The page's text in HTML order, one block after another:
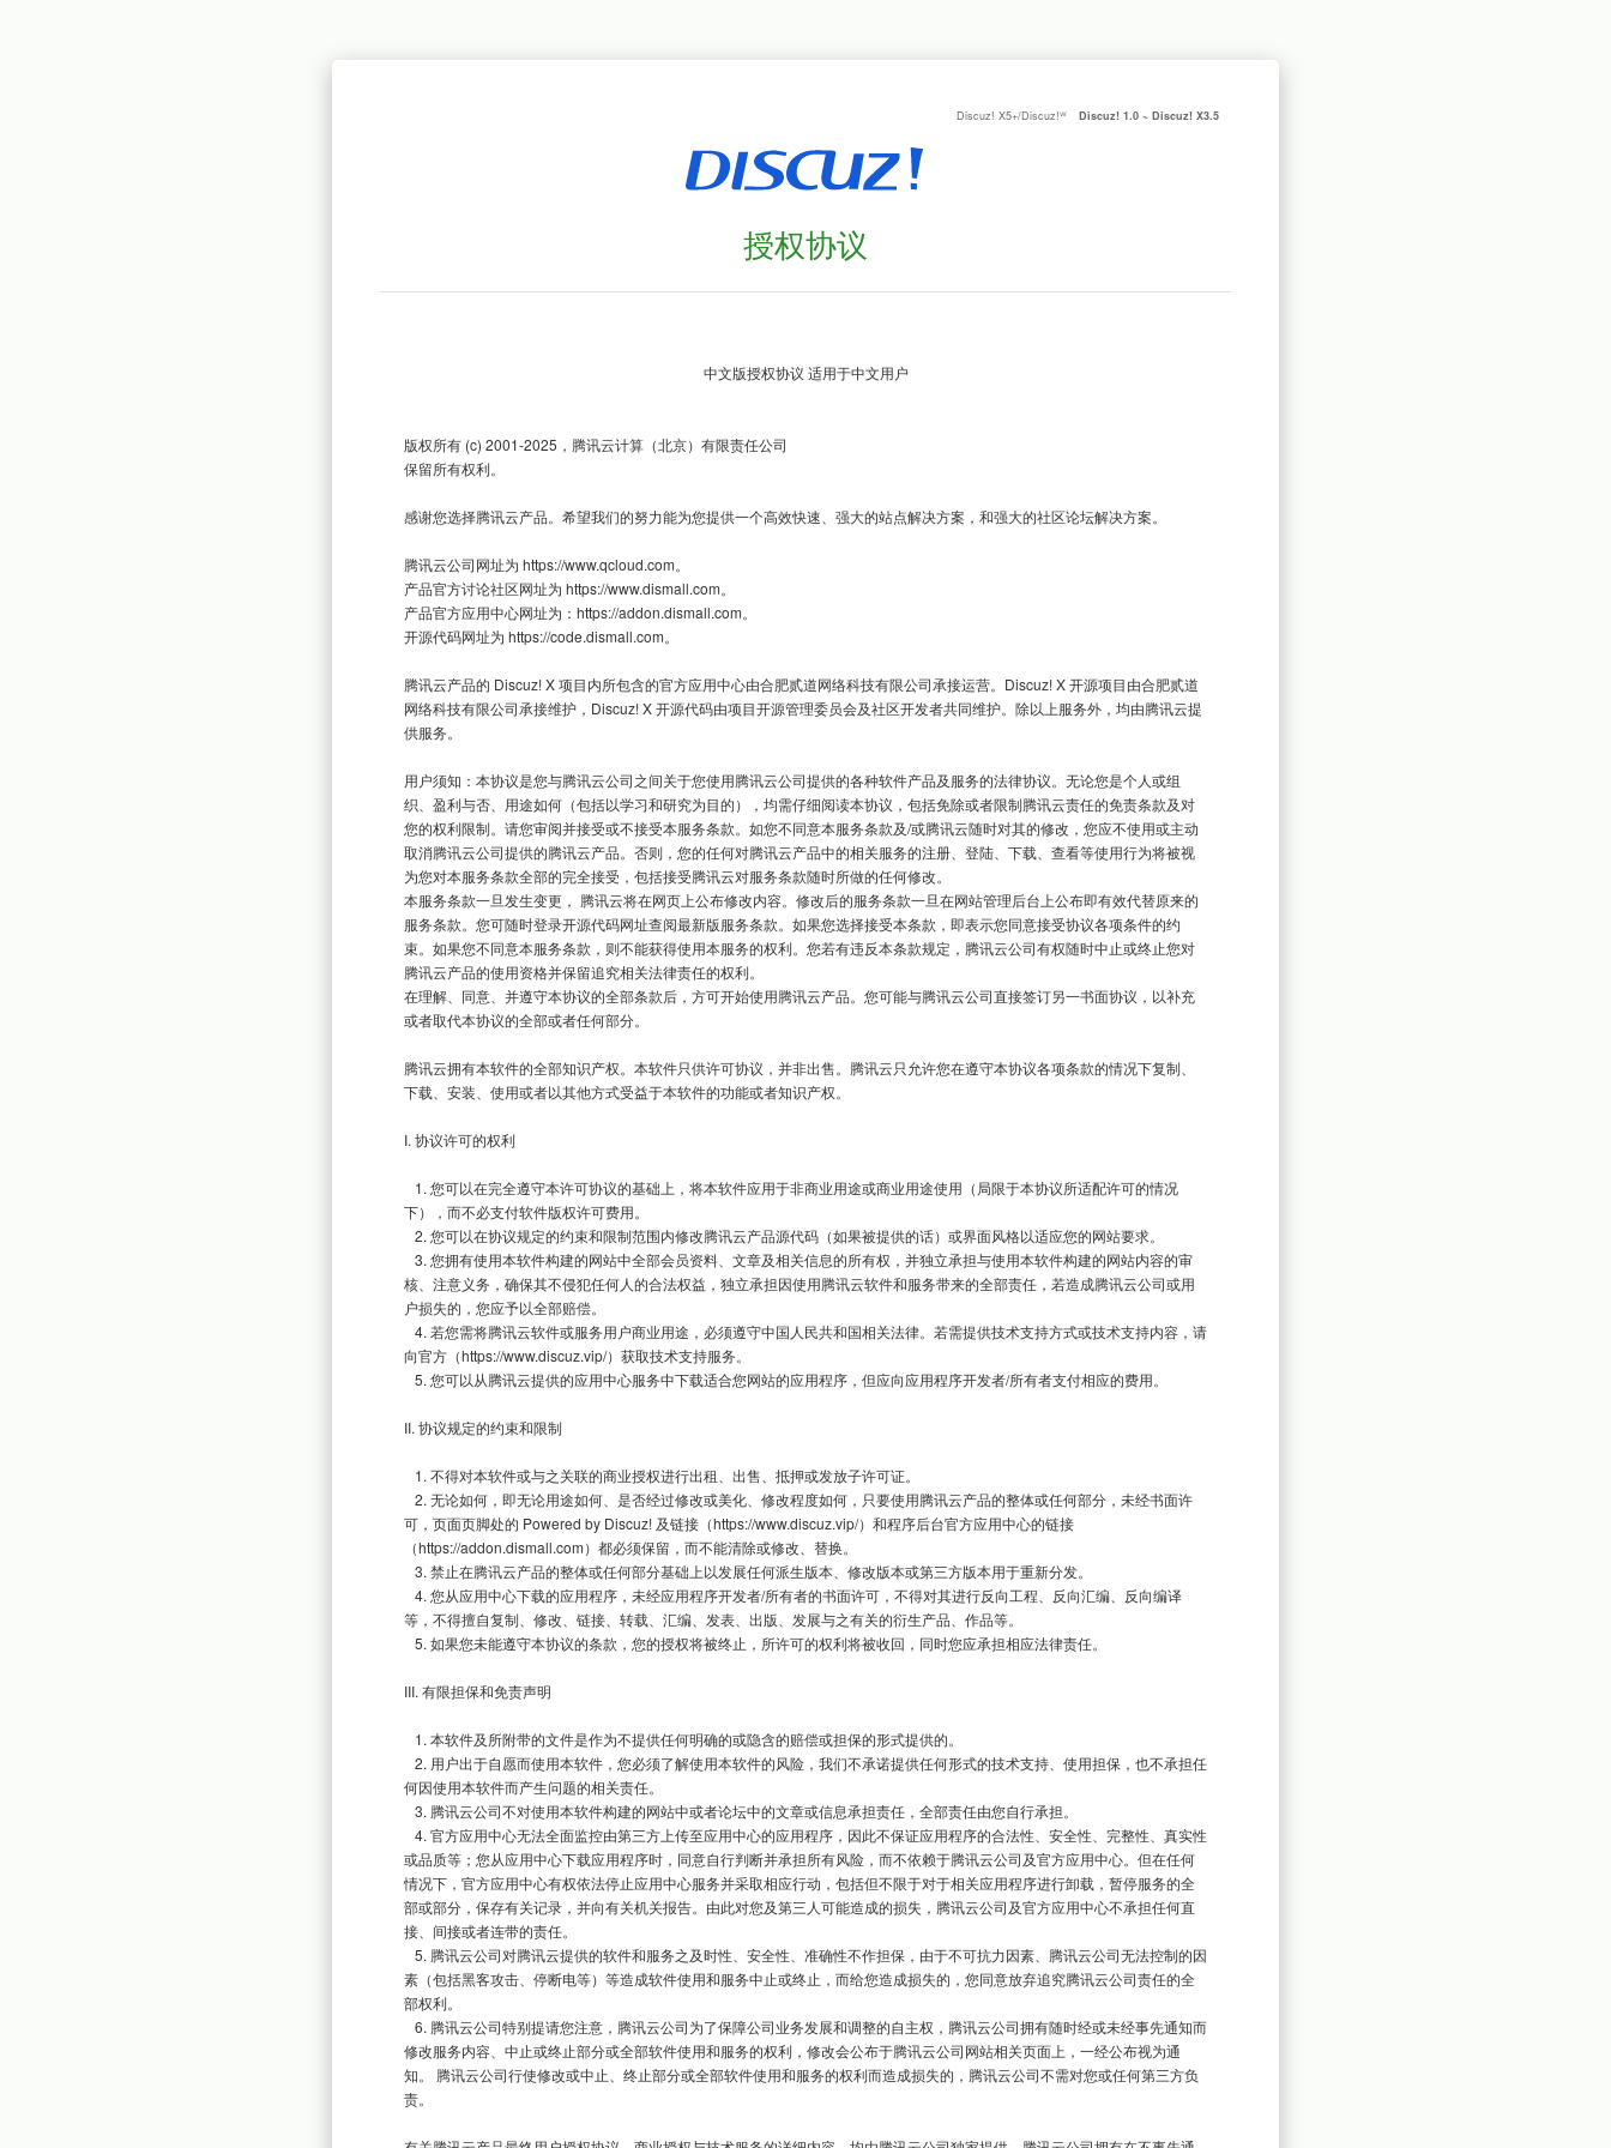
Discuz! X5+/Discuz!ᵂ Discuz! 1.0 ~ Discuz! X3.5
授权协议
版权所有 (c) 2001-2025，腾讯云计算（北京）有限责任公司
保留所有权利。
感谢您选择腾讯云产品。希望我们的努力能为您提供一个高效快速、强大的站点解决方案，和强大的社区论坛解决方案。
腾讯云公司网址为 https://www.qcloud.com。
产品官方讨论社区网址为 https://www.dismall.com。
产品官方应用中心网址为：https://addon.dismall.com。
开源代码网址为 https://code.dismall.com。
腾讯云产品的 Discuz! X 项目内所包含的官方应用中心由合肥贰道网络科技有限公司承接运营。Discuz! X 开源项目由合肥贰道
网络科技有限公司承接维护，Discuz! X 开源代码由项目开源管理委员会及社区开发者共同维护。除以上服务外，均由腾讯云提
供服务。
用户须知：本协议是您与腾讯云公司之间关于您使用腾讯云公司提供的各种软件产品及服务的法律协议。无论您是个人或组
织、盈利与否、用途如何（包括以学习和研究为目的），均需仔细阅读本协议，包括免除或者限制腾讯云责任的免责条款及对
您的权利限制。请您审阅并接受或不接受本服务条款。如您不同意本服务条款及/或腾讯云随时对其的修改，您应不使用或主动
取消腾讯云公司提供的腾讯云产品。否则，您的任何对腾讯云产品中的相关服务的注册、登陆、下载、查看等使用行为将被视
为您对本服务条款全部的完全接受，包括接受腾讯云对服务条款随时所做的任何修改。
本服务条款一旦发生变更， 腾讯云将在网页上公布修改内容。修改后的服务条款一旦在网站管理后台上公布即有效代替原来的
服务条款。您可随时登录开源代码网址查阅最新版服务条款。如果您选择接受本条款，即表示您同意接受协议各项条件的约
束。如果您不同意本服务条款，则不能获得使用本服务的权利。您若有违反本条款规定，腾讯云公司有权随时中止或终止您对
腾讯云产品的使用资格并保留追究相关法律责任的权利。
在理解、同意、并遵守本协议的全部条款后，方可开始使用腾讯云产品。您可能与腾讯云公司直接签订另一书面协议，以补充
或者取代本协议的全部或者任何部分。
腾讯云拥有本软件的全部知识产权。本软件只供许可协议，并非出售。腾讯云只允许您在遵守本协议各项条款的情况下复制、
下载、安装、使用或者以其他方式受益于本软件的功能或者知识产权。
I. 协议许可的权利
下），而不必支付软件版权许可费用。
核、注意义务，确保其不侵犯任何人的合法权益，独立承担因使用腾讯云软件和服务带来的全部责任，若造成腾讯云公司或用
户损失的，您应予以全部赔偿。
向官方（https://www.discuz.vip/）获取技术支持服务。
II. 协议规定的约束和限制
可，页面页脚处的 Powered by Discuz! 及链接（https://www.discuz.vip/）和程序后台官方应用中心的链接
（https://addon.dismall.com）都必须保留，而不能清除或修改、替换。
等，不得擅自复制、修改、链接、转载、汇编、发表、出版、发展与之有关的衍生产品、作品等。
III. 有限担保和免责声明
何因使用本软件而产生问题的相关责任。
或品质等；您从应用中心下载应用程序时，同意自行判断并承担所有风险，而不依赖于腾讯云公司及官方应用中心。但在任何
情况下，官方应用中心有权依法停止应用中心服务并采取相应行动，包括但不限于对于相关应用程序进行卸载，暂停服务的全
部或部分，保存有关记录，并向有关机关报告。由此对您及第三人可能造成的损失，腾讯云公司及官方应用中心不承担任何直
接、间接或者连带的责任。
素（包括黑客攻击、停断电等）等造成软件使用和服务中止或终止，而给您造成损失的，您同意放弃追究腾讯云公司责任的全
部权利。
修改服务内容、中止或终止部分或全部软件使用和服务的权利，修改会公布于腾讯云公司网站相关页面上，一经公布视为通
知。 腾讯云公司行使修改或中止、终止部分或全部软件使用和服务的权利而造成损失的，腾讯云公司不需对您或任何第三方负
责。